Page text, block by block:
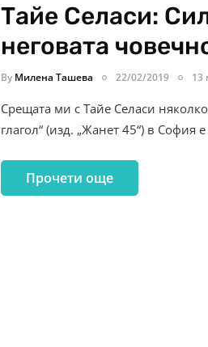
Тайе Селаси:
неговата
By Милена Ташева 22/02/2019 13
Срещата ми с Тайе Селаси
глагол“ (изд. „Жанет 45“) в София
Прочети още